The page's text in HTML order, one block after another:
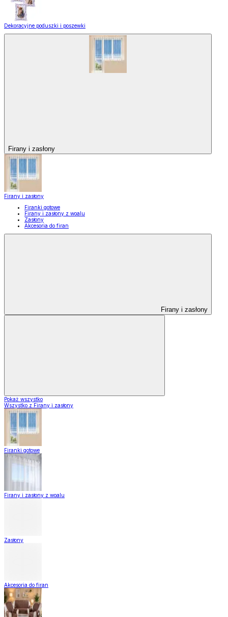
Dekoracyjne poduszki i poszewki
Firany i zasłony
Firany i zasłony
Firanki gotowe
Firany i zasłony z woalu
Zasłony
Akcesoria do firan
Firany i zasłony
Pokaż wszystko
Wszystko z Firany i zasłony
Firanki gotowe
Firany i zasłony z woalu
Zasłony
Akcesoria do firan